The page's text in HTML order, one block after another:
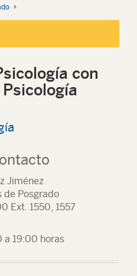
con
Jiménez
de Posgrado
Ext. 1550, 1557
a 19:00 horas